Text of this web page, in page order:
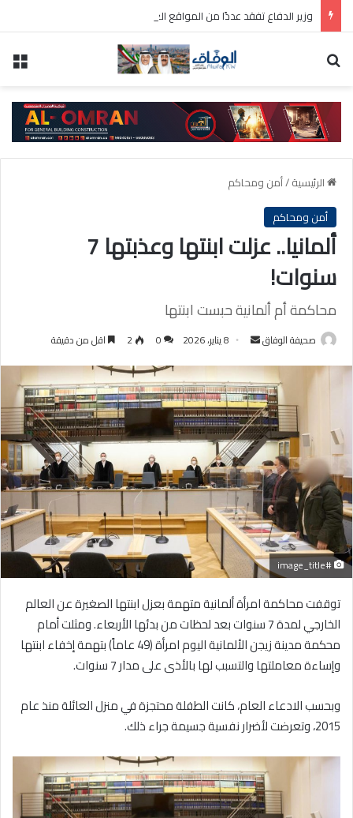
الرئيسية/أمن ومحاكم
أمن ومحاكم
ألمانيا.. عزلت ابنتها وعذبتها 7
سنوات!
محاكمة أم ألمانية حبست ابنتها
صحيفة الوفاق
أرسل
إلكترونيا
8 يناير، 2026 0
2 اقل من دقيقة
#image_title
توقفت محاكمة امرأة ألمانية متهمة بعزل ابنتها الصغيرة عن العالم
الخارجي لمدة 7 سنوات بعد لحظات من بدئها الأربعاء. ومثلت أمام
محكمة مدينة زيجن الألمانية اليوم امرأة (49 عاماً) بتهمة إخفاء ابنتها
وإساءة معاملتها والتسبب لها بالأذى على مدار 7 سنوات.
وبحسب الادعاء العام، كانت الطفلة محتجزة في منزل العائلة منذ عام
2015، وتعرضت لأضرار نفسية جسيمة جراء ذلك.